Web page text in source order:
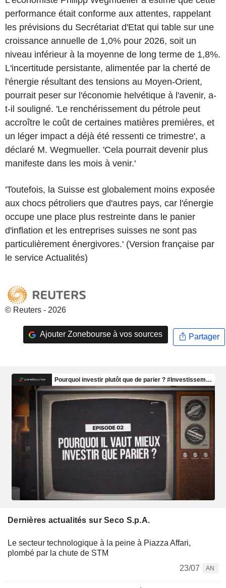
performance était conforme aux attentes, rappelant
les prévisions du Secrétariat d'Etat qui table sur une
croissance annuelle de 1,0% pour 2026, soit un
niveau inférieur à la moyenne de long terme de 1,8%.
L'incertitude persistante, alimentée par la cherté de
l'énergie résultant des tensions au Moyen-Orient,
pourrait peser sur l'économie helvétique à l'avenir, a-
t-il souligné. 'Le renchérissement du pétrole peut
accroître le coût de certaines matières premières, et
un léger impact a déjà été ressenti ce trimestre', a
déclaré M. Wegmueller. 'Cela pourrait devenir plus
manifeste dans les mois à venir.'
'Toutefois, la Suisse est globalement moins exposée
aux chocs pétroliers que d'autres pays, car l'énergie
occupe une place plus restreinte dans le panier
d'inflation et les entreprises suisses ne sont pas
particulièrement énergivores.' (Version française par
le service Actualités)
© Reuters - 2026
Ajouter Zonebourse à vos sources Partager
Dernières actualités sur Seco S.p.A.
Le secteur technologique à la peine à Piazza Affari,
plombé par la chute de STM
23/07
AN